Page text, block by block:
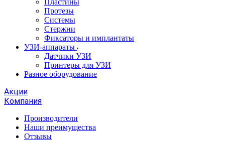
Пластины
Протезы
Системы
Стержни
Фиксаторы и имплантаты
УЗИ-аппараты
Датчики УЗИ
Принтеры для УЗИ
Разное оборудование
Акции
Компания
Производители
Наши преимущества
Отзывы